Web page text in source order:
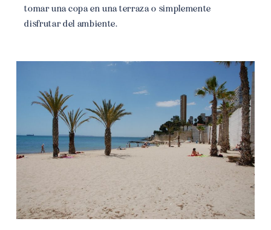
tomar una copa en una terraza o simplemente
disfrutar del ambiente.